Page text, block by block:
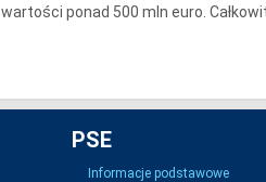
wartości ponad 500 mln euro.
PSE
Informacje podstawowe